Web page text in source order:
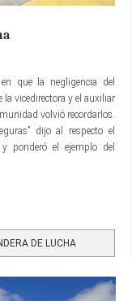
que la negligencia del
la vicedirectora y el auxiliar
volvió recordarlos.
dijo al respecto el
ponderó el ejemplo del
DE LUCHA